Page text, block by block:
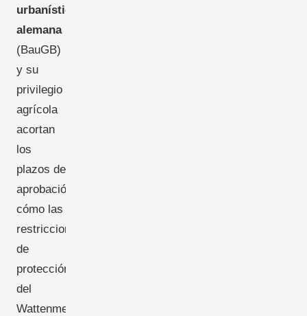
urbanística
alemana
(BauGB)
y su
privilegio
agrícola
acortan
los
plazos de
aprobación,
cómo las
restricciones
de
protección
del
Wattenmeer